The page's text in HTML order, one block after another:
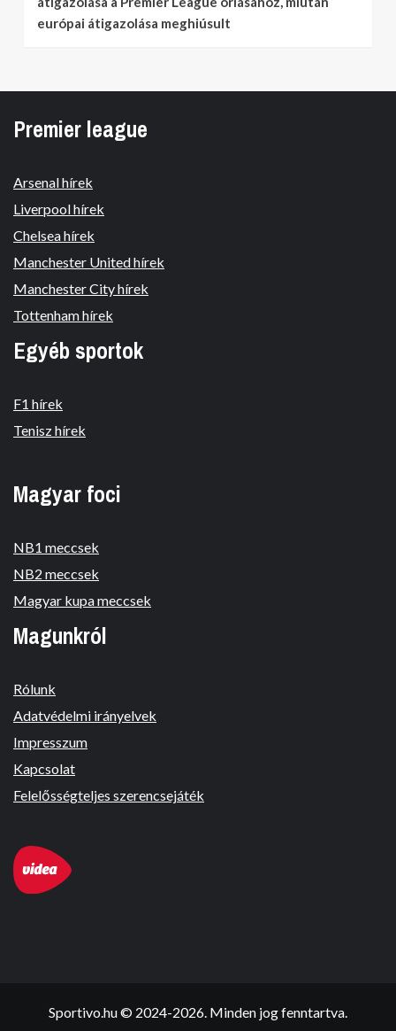
európai átigazolása meghiúsult
Premier league
Arsenal hírek
Liverpool hírek
Chelsea hírek
Manchester United hírek
Manchester City hírek
Tottenham hírek
Egyéb sportok
F1 hírek
Tenisz hírek
Magyar foci
NB1 meccsek
NB2 meccsek
Magyar kupa meccsek
Magunkról
Rólunk
Adatvédelmi irányelvek
Impresszum
Kapcsolat
Felelősségteljes szerencsejáték
Sportivo.hu © 2024-2026. Minden jog fenntartva.